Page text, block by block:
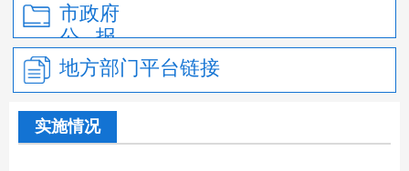
市政府
公 报
地方部门平台链接
实施情况